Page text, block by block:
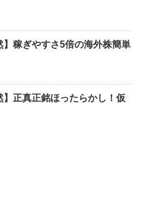
】稼ぎやすさ5倍の海外株簡単
】正真正銘ほったらかし！仮